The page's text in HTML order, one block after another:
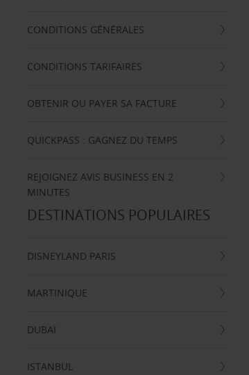
CONDITIONS GÉNÉRALES
CONDITIONS TARIFAIRES
OBTENIR OU PAYER SA FACTURE
QUICKPASS : GAGNEZ DU TEMPS
REJOIGNEZ AVIS BUSINESS EN 2
MINUTES
DESTINATIONS POPULAIRES
DISNEYLAND PARIS
MARTINIQUE
DUBAÏ
ISTANBUL